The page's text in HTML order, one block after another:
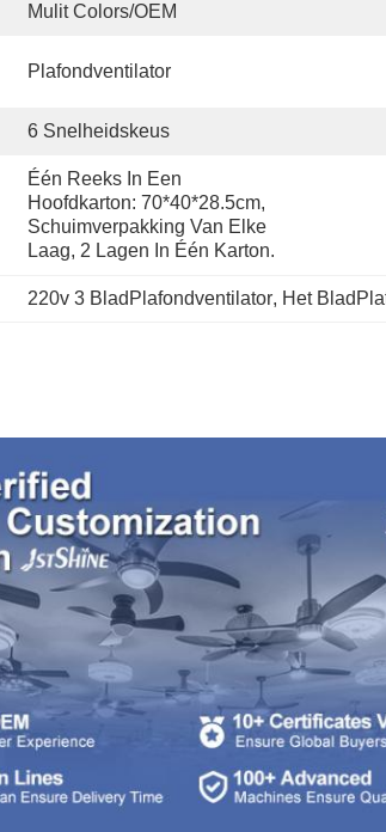
Mulit Colors/OEM
Plafondventilator
6 Snelheidskeus
Één Reeks In Een
Hoofdkarton: 70*40*28.5cm,
Schuimverpakking Van Elke
Laag, 2 Lagen In Één Karton.
220v 3 BladPlafondventilator, Het